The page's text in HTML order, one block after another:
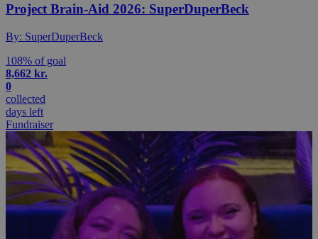
Project Brain-Aid 2026: SuperDuperBeck
By: SuperDuperBeck
108% of goal
8,662 kr.
0
collected
days left
Fundraiser